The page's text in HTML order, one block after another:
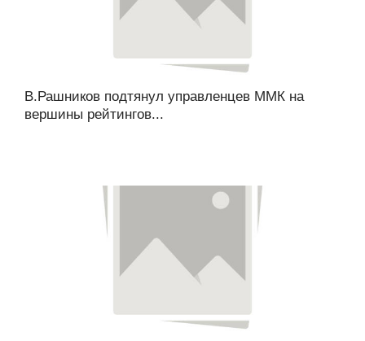
В.Рашников подтянул управленцев ММК на
вершины рейтингов...